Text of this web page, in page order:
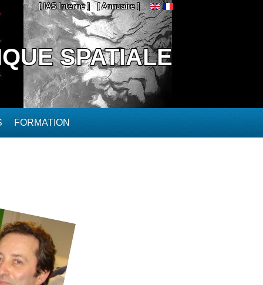
[ IAS Interne ] [ Annuaire ]
SPATIALE
FORMATION